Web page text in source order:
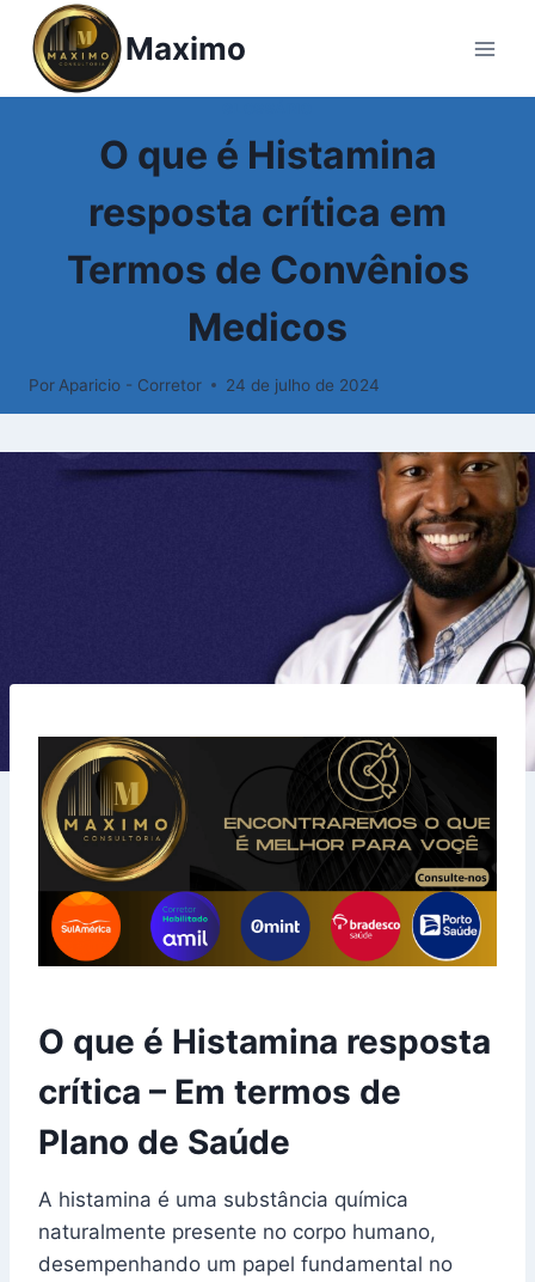
Pular
para
Maximo
O que é Histamina
resposta crítica em
Termos de Convênios
Medicos
Por Aparicio - Corretor 24 de julho de 2024
O que é Histamina resposta
crítica – Em termos de
Plano de Saúde
A histamina é uma substância química
naturalmente presente no corpo humano,
desempenhando um papel fundamental no